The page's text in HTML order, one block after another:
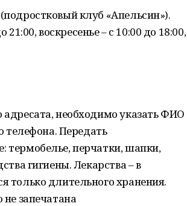
клуб «Апельсин»).
воскресенье – с 10:00 до 18:00,
необходимо указать ФИО
телефона. Передать
перчатки, шапки,
гигиены. Лекарства – в
только длительного хранения.
запечатана